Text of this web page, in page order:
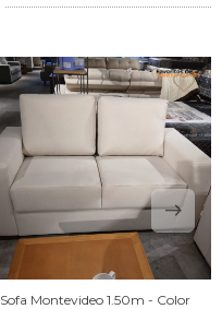
Sofa Montevideo 1.50m - Color